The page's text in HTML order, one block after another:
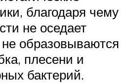
благодаря чему
не оседает
образовываются
плесени и
бактерий.